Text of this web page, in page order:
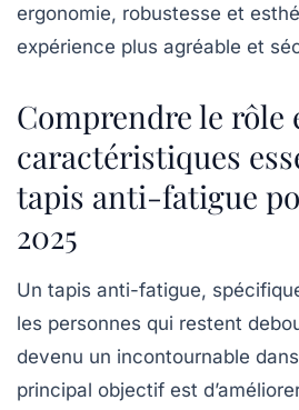
ergonomie, robustesse et
expérience plus agréable et
Comprendre le rôle
caractéristiques
tapis anti-fatigue
2025
Un tapis anti-fatigue,
les personnes qui restent
devenu un incontournable
principal objectif est